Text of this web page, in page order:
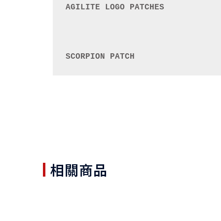
AGILITE LOGO PATCHES
SCORPION PATCH
相關商品